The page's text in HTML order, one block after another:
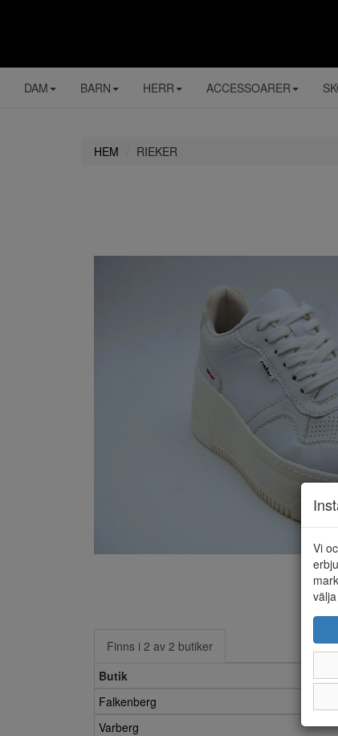
DAM BARN HERR ACCESSOARER
HEM RIEKER
Finns i 2 av 2 butiker
Butik
Falkenberg
Varberg
Vi